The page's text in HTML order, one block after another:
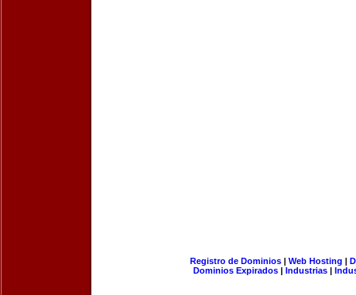
Registro de Dominios| Web Hosting |
Dominios Expirados | Industrias |